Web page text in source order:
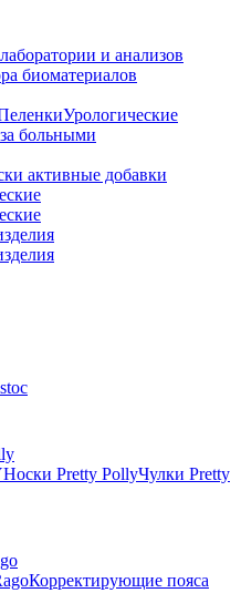
и анализов
биоматериалов
Урологические
больными
активные добавки
Носки Pretty PollyЧулки Pretty
Корректирующие пояса